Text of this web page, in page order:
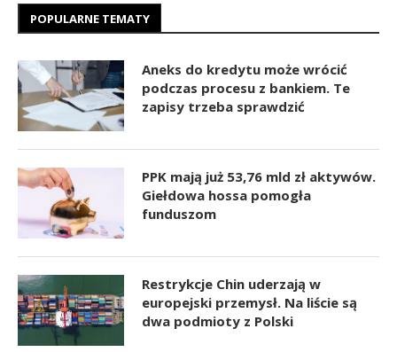
POPULARNE TEMATY
Aneks do kredytu może wrócić
podczas procesu z bankiem. Te
zapisy trzeba sprawdzić
PPK mają już 53,76 mld zł aktywów.
Giełdowa hossa pomogła
funduszom
Restrykcje Chin uderzają w
europejski przemysł. Na liście są
dwa podmioty z Polski